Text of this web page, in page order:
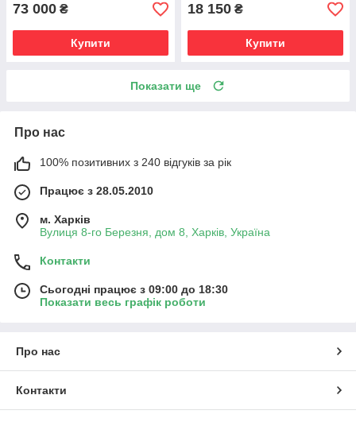
73 000 ₴
Купити
18 150 ₴
Купити
Показати ще
Про нас
100% позитивних з 240 відгуків за рік
Працює з 28.05.2010
м. Харків
Вулиця 8-го Березня, дом 8, Харків, Україна
Контакти
Сьогодні працює з 09:00 до 18:30
Показати весь графік роботи
Про нас
Контакти